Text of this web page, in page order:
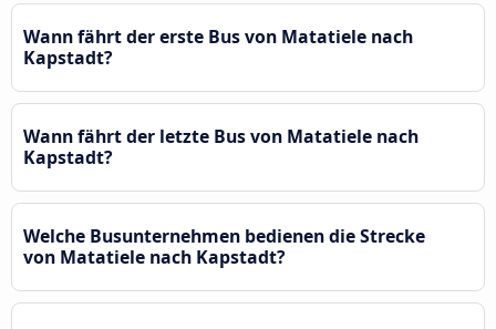
Wann fährt der erste Bus von Matatiele nach
Kapstadt?
Wann fährt der letzte Bus von Matatiele nach
Kapstadt?
Welche Busunternehmen bedienen die Strecke
von Matatiele nach Kapstadt?